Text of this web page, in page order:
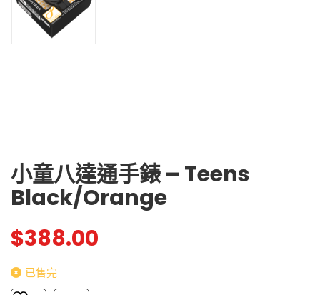
小童八達通手錶 – Teens
Black/Orange
$388.00
已售完